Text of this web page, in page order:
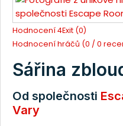
Hodnocení 4Exit (0)
Hodnocení hráčů (0 / 0
Sářina
Od společnosti
Vary